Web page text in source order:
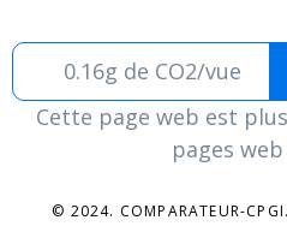
0.16g de CO2/vue
Cette page web est
pages
© 2024. COMPARATEUR-CPGI.